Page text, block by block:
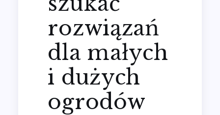
rozwiązań
dla małych
i dużych
ogrodów